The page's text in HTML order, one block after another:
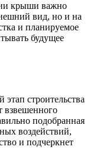
крыши важно
вид, но и на
и планируемое
будущее
строительства
взвешенного
подобранная
воздействий,
и подчеркнет